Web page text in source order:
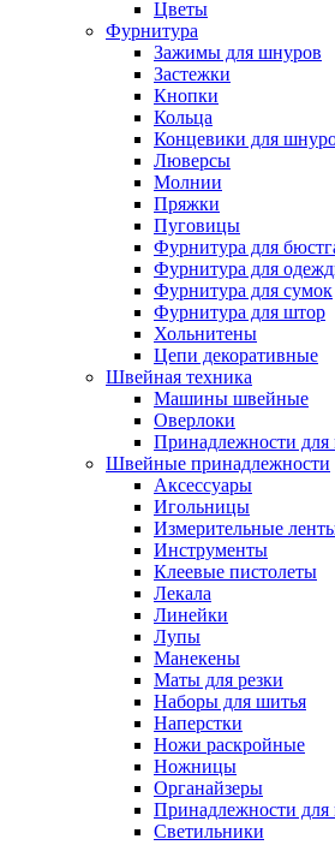
Цветы
Фурнитура
Зажимы для шнуров
Застежки
Кнопки
Кольца
Концевики для
Люверсы
Молнии
Пряжки
Пуговицы
Фурнитура для
Фурнитура для
Фурнитура для сумок
Фурнитура для штор
Хольнитены
Цепи декоративные
Швейная техника
Машины швейные
Оверлоки
Принадлежности
Швейные принадлежности
Аксессуары
Игольницы
Измерительные
Инструменты
Клеевые пистолеты
Лекала
Линейки
Лупы
Манекены
Маты для резки
Наборы для шитья
Наперстки
Ножи раскройные
Ножницы
Органайзеры
Принадлежности для
Светильники